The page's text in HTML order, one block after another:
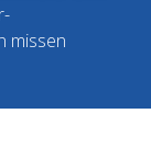
missen